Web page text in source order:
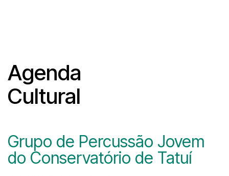
Agenda
Cultural
Grupo de Percussão Jovem
do Conservatório de Tatuí